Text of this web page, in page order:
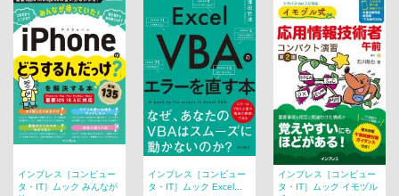
インプレス［コンピュー
タ・IT］ムック みんなが
インプレス［コンピュー
タ・IT］ムック Excel...
インプレス［コンピュー
タ・IT］ムック イモヅル